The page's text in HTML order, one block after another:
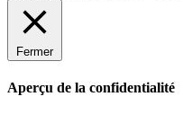
Fermer
Aperçu de la confidentialité